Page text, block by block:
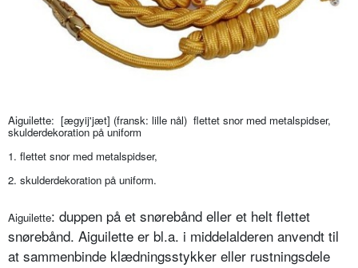
Aiguilette: [ægyij'jæt] (fransk: lille nål) flettet snor med metalspidser,
skulderdekoration på uniform
1. flettet snor med metalspidser,
2. skulderdekoration på uniform.
Aiguilette: duppen på et snørebånd eller et helt flettet
snørebånd. Aiguilette er bl.a. i middelalderen anvendt til
at sammenbinde klædningsstykker eller rustningsdele